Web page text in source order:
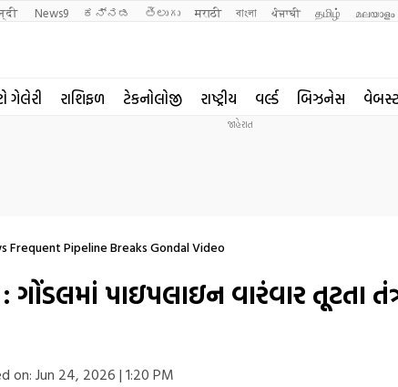
News9 ಕನ್ನಡ తెలుగు मराठी বাংলা ਪੰਜਾਬੀ தமிழ் മലയാളം
ગેલેરી રાશિફળ ટેકનોલોજી રાષ્ટ્રીય વર્લ્ડ બિઝનેસ
Frequent Pipeline Breaks Gondal Video
પાઇપલાઇન વારંવાર તૂટતા
on: Jun 24, 2026 | 1:20 PM